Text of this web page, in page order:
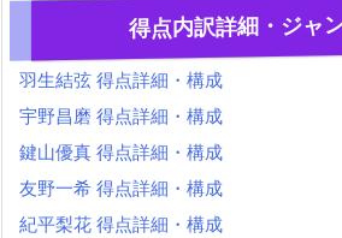
得点内訳詳細・ジャ
羽生結弦 得点詳細・構成
宇野昌磨 得点詳細・構成
鍵山優真 得点詳細・構成
友野一希 得点詳細・構成
紀平梨花 得点詳細・構成